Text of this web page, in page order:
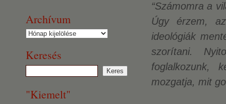
“Számomra a
Úgy érzem,
ideológiák
szorítani.
foglalkozunk,
mozgatja, mit
Archívum
Archívum
Keresés
"Kiemelt"